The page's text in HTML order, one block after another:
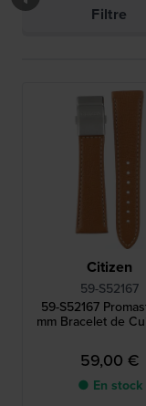
Filtre
Citizen
59-S52167
59-S52167
mm Bracelet de
59,00 €
● En stock